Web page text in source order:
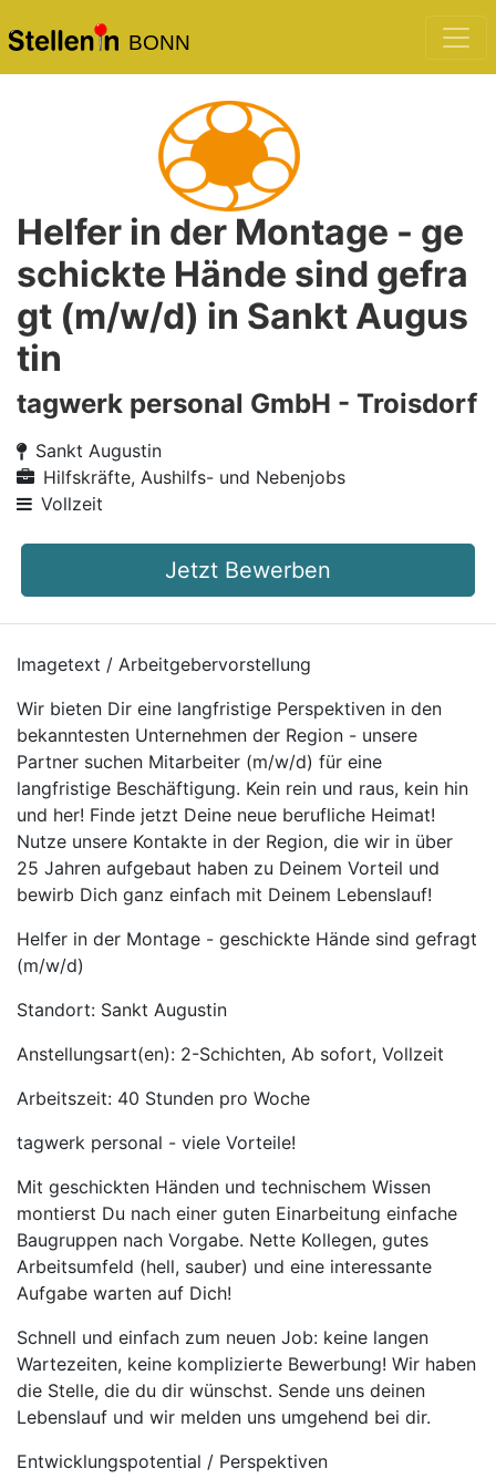
BONN
Helfer in der Montage - ge
schickte Hände sind gefra
gt (m/w/d) in Sankt Augus
tin
tagwerk personal GmbH - Troisdorf
Sankt Augustin
Hilfskräfte, Aushilfs- und Nebenjobs
Vollzeit
Jetzt Bewerben
Imagetext / Arbeitgebervorstellung
Wir bieten Dir eine langfristige Perspektiven in den
bekanntesten Unternehmen der Region - unsere
Partner suchen Mitarbeiter (m/w/d) für eine
langfristige Beschäftigung. Kein rein und raus, kein hin
und her! Finde jetzt Deine neue berufliche Heimat!
Nutze unsere Kontakte in der Region, die wir in über
25 Jahren aufgebaut haben zu Deinem Vorteil und
bewirb Dich ganz einfach mit Deinem Lebenslauf!
Helfer in der Montage - geschickte Hände sind gefragt
(m/w/d)
Standort: Sankt Augustin
Anstellungsart(en): 2-Schichten, Ab sofort, Vollzeit
Arbeitszeit: 40 Stunden pro Woche
tagwerk personal - viele Vorteile!
Mit geschickten Händen und technischem Wissen
montierst Du nach einer guten Einarbeitung einfache
Baugruppen nach Vorgabe. Nette Kollegen, gutes
Arbeitsumfeld (hell, sauber) und eine interessante
Aufgabe warten auf Dich!
Schnell und einfach zum neuen Job: keine langen
Wartezeiten, keine komplizierte Bewerbung! Wir haben
die Stelle, die du dir wünschst. Sende uns deinen
Lebenslauf und wir melden uns umgehend bei dir.
Entwicklungspotential / Perspektiven